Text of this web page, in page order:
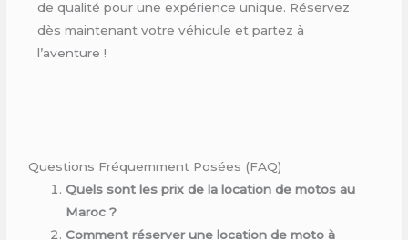
de qualité pour une expérience unique. Réservez
dès maintenant votre véhicule et partez à
l’aventure !
Questions Fréquemment Posées (FAQ)
Quels sont les prix de la location de motos au
Maroc ?
Comment réserver une location de moto à